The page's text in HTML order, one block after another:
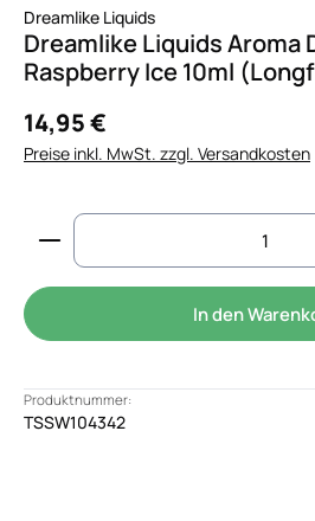
Dreamlike Liquids
Dreamlike Liquids Aroma
Raspberry Ice 10ml
14,95 €
Preise inkl. MwSt. zzgl. Versandkosten
Produkt Anzahl: Gib den
In den
Produktnummer:
TSSW104342